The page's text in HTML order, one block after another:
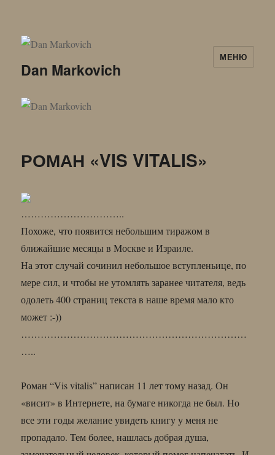
Dan Markovich
МЕНЮ
РОМАН «VIS VITALIS»
…………………………..
Похоже, что появится небольшим тиражом в
ближайшие месяцы в Москве и Израиле.
На этот случай сочинил небольшое вступленьице, по
мере сил, и чтобы не утомлять заранее читателя, ведь
одолеть 400 страниц текста в наше время мало кто
может :-))
……………………………………………………………
…..
Роман “Vis vitalis” написан 11 лет тому назад. Он
«висит» в Интернете, на бумаге никогда не был. Но
все эти годы желание увидеть книгу у меня не
пропадало. Тем более, нашлась добрая душа,